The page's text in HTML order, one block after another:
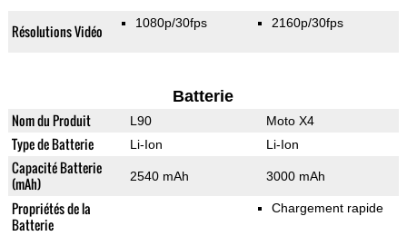
Résolutions Vidéo 1080p/30fps 2160p/30fps
Batterie
Nom du Produit L90 Moto X4
Type de Batterie Li-Ion Li-Ion
Capacité Batterie
(mAh)
2540 mAh 3000 mAh
Propriétés de la
Batterie
Chargement rapide